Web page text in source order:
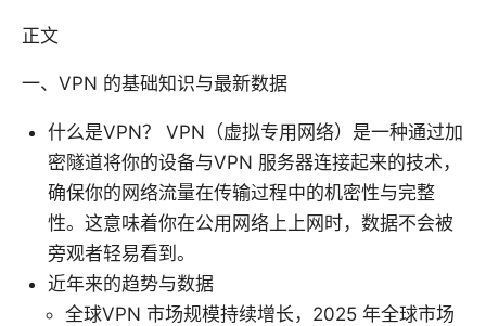
正文
一、VPN 的基础知识与最新数据
什么是VPN？ VPN（虚拟专用网络）是一种通过加
密隧道将你的设备与VPN 服务器连接起来的技术，
确保你的网络流量在传输过程中的机密性与完整
性。这意味着你在公用网络上上网时，数据不会被
旁观者轻易看到。
近年来的趋势与数据
全球VPN 市场规模持续增长，2025 年全球市场